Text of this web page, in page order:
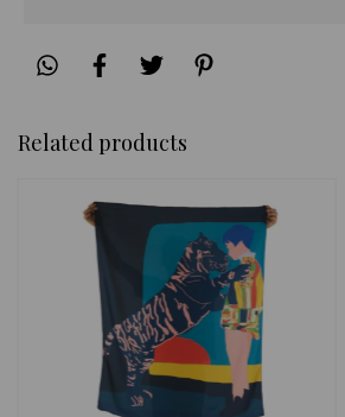
Related products